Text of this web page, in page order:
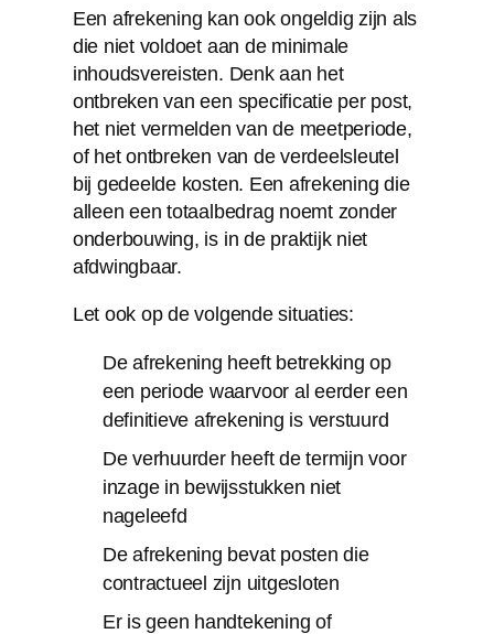
Een afrekening kan ook ongeldig zijn als
die niet voldoet aan de minimale
inhoudsvereisten. Denk aan het
ontbreken van een specificatie per post,
het niet vermelden van de meetperiode,
of het ontbreken van de verdeelsleutel
bij gedeelde kosten. Een afrekening die
alleen een totaalbedrag noemt zonder
onderbouwing, is in de praktijk niet
afdwingbaar.
Let ook op de volgende situaties:
De afrekening heeft betrekking op
een periode waarvoor al eerder een
definitieve afrekening is verstuurd
De verhuurder heeft de termijn voor
inzage in bewijsstukken niet
nageleefd
De afrekening bevat posten die
contractueel zijn uitgesloten
Er is geen handtekening of